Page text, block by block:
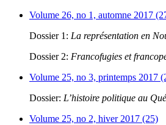
Volume 26, no 1, automne 2017
Dossier 1: La représentation en
Dossier 2: Francofugies et
Volume 25, no 3, printemps 2017
Dossier: L’histoire politique au
Volume 25, no 2, hiver 2017 (25)